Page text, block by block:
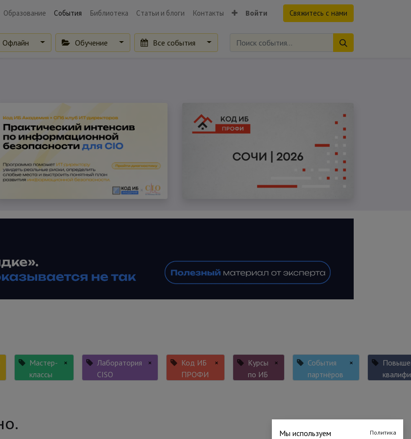
Образование События Библиотека Статьи и блоги Контакты Войти Свяжитесь с нами
Офлайн Обучение Все события
Мастер-
классы
×
Лаборатория
CISO
×
Код ИБ
ПРОФИ
×
Курсы
по ИБ
×
События
партнёров
×
Мы используем
Политика